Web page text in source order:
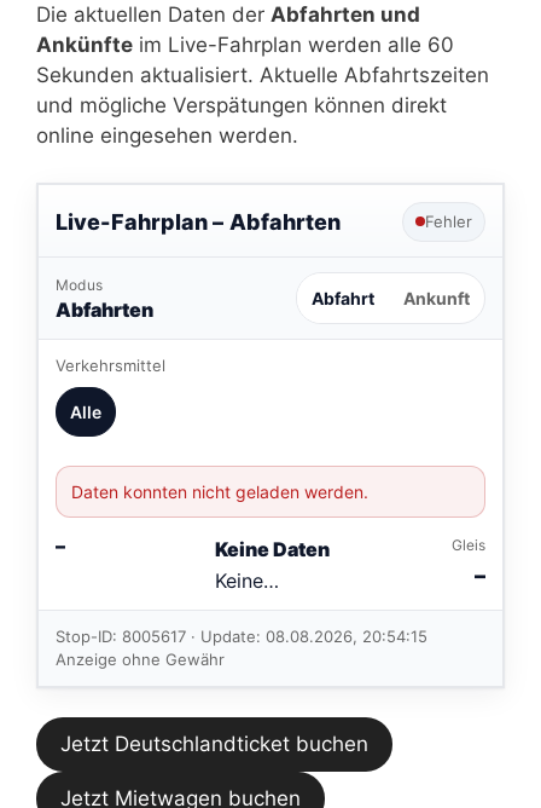
Die aktuellen Daten der Abfahrten und
Ankünfte im Live-Fahrplan werden alle 60
Sekunden aktualisiert. Aktuelle Abfahrtszeiten
und mögliche Verspätungen können direkt
online eingesehen werden.
Live-Fahrplan – Abfahrten Fehler
Modus
Abfahrten Abfahrt Ankunft
Verkehrsmittel
Alle
Daten konnten nicht geladen werden.
–
Keine Daten
Keine
Verbindungen
im aktuellen
Feed.
Gleis
–
Stop-ID: 8005617 · Update: 08.08.2026, 20:54:15
Anzeige ohne Gewähr
Jetzt Deutschlandticket buchen
Jetzt Mietwagen buchen